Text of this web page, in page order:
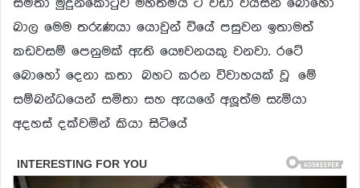
බාල මෙම තරුණයා යොවුන් වියේ පසුවන ඉතාමත්
කඩවසම් පෙනුමක් ඇති යෞවනයකු වනවා. රටේ
බොහෝ දෙනා කතා බහට කරන විවාහයක් වූ මේ
සම්බන්ධයෙන් සමිතා සහ ඇයගේ අලූත්ම සැමියා
අදහස් දක්වමින් කියා සිටියේ